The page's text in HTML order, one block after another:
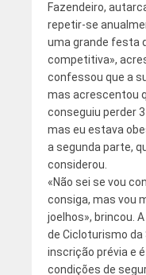
Fazendeiro,
repetir-se
uma grande festa
competitiva»,
confessou que a
mas acrescentou
conseguiu perder
mas eu estava
a segunda parte,
considerou.
«Não sei se vou
consiga, mas vou
joelhos», brincou.
de Cicloturismo
inscrição prévia e
condições de